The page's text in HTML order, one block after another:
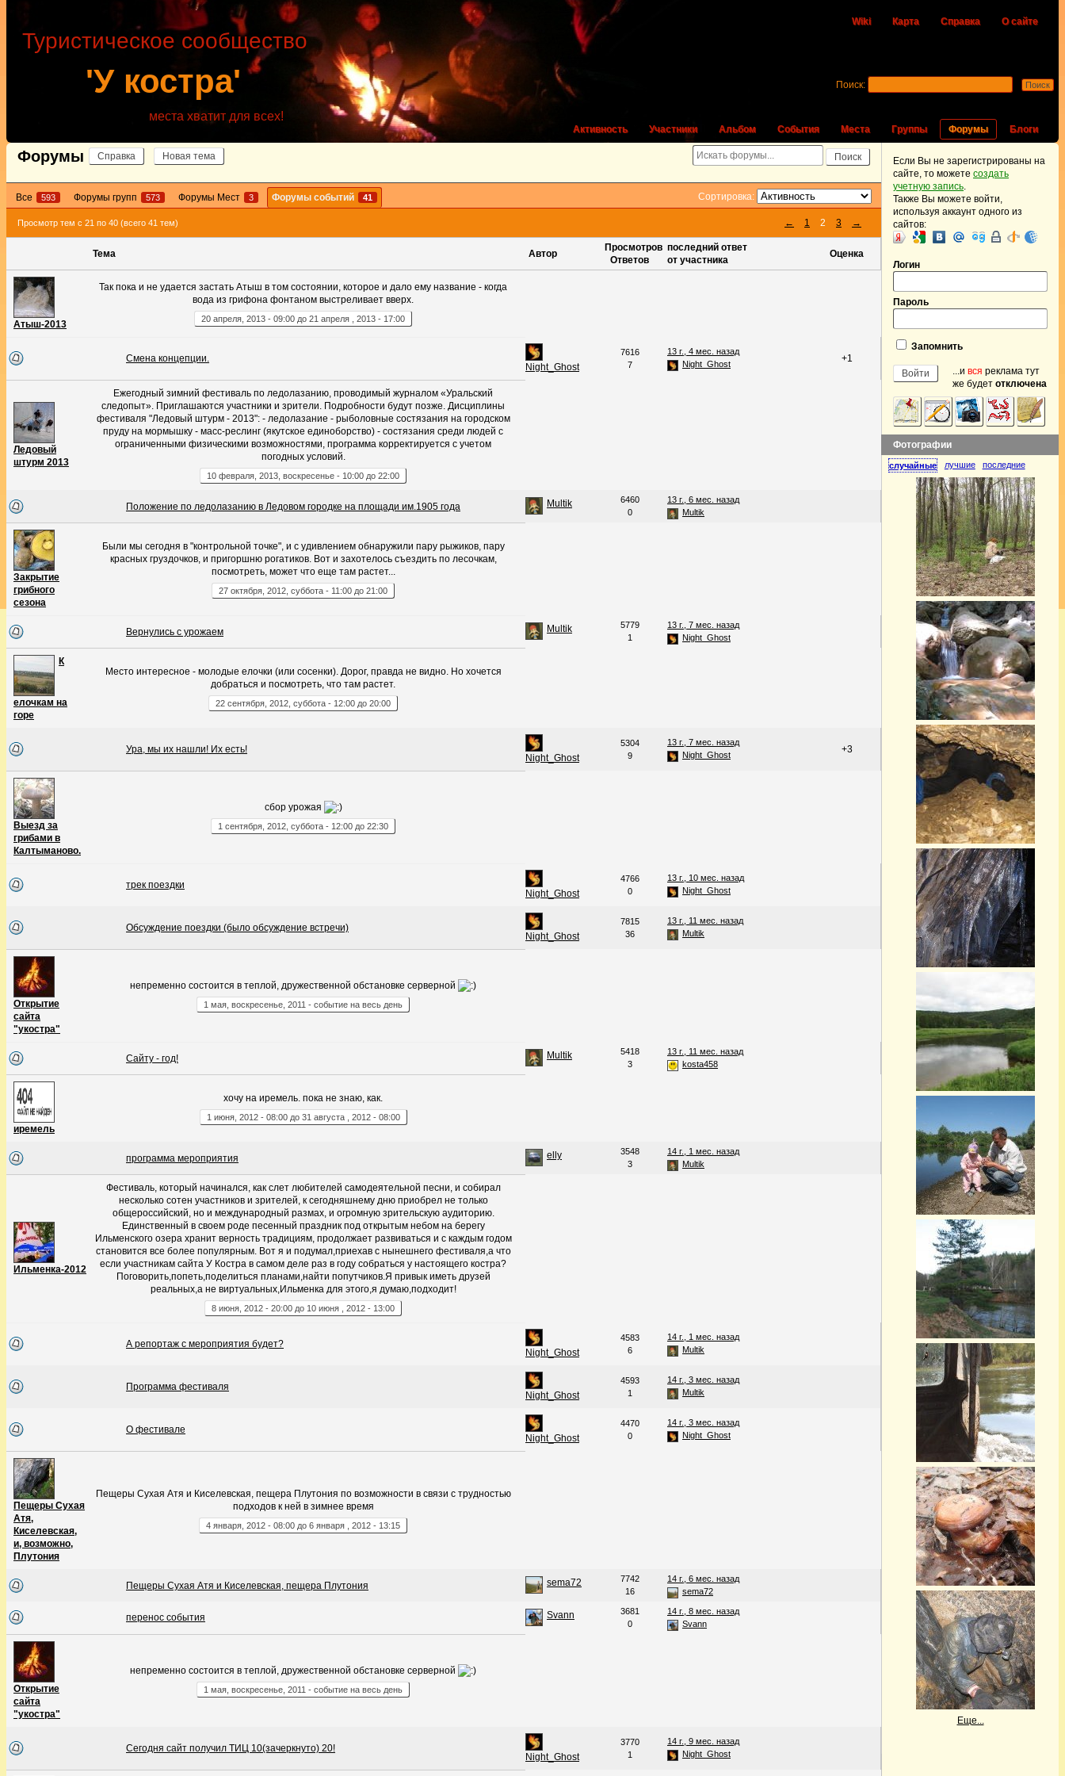
Wiki Карта Справка О сайте
'У костра'
Туристическое сообщество
места хватит для всех!
Активность Участники Альбом События Места Группы Форумы Блоги
Поиск:
Форумы Справка Новая тема
Все 593 Форумы групп 573 Форумы Мест 3 Форумы событий 41 Сортировка:
Просмотр тем с 21 по 40 (всего 41 тем) ← 1 2 3 →
Тема Автор
Просмотров
Ответов
последний ответ
от участника
Оценка
Атыш-2013
Так пока и не удается застать Атыш в том состоянии, которое и дало ему название - когда
вода из грифона фонтаном выстреливает вверх.
20 апреля 2013 - 09:00 до 21 апреля 2013 - 17:00
Смена концепции.
Night_Ghost
7616
7
13 г., 4 мес. назад
Night_Ghost
+1
Ледовый
штурм 2013
Ежегодный зимний фестиваль по ледолазанию, проводимый журналом «Уральский
следопыт». Приглашаются участники и зрители. Подробности будут позже. Дисциплины
фестиваля "Ледовый штурм - 2013": - ледолазание - рыболовные состязания на городском
пруду на мормышку - масс-реслинг (якутское единоборство) - состязания среди людей с
ограниченными физическими возможностями, программа корректируется с учетом
погодных условий.
10 февраля 2013 воскресенье - 10:00 до 22:00
Положение по ледолазанию в Ледовом городке на площади им.1905 года Multik
6460
0
13 г., 6 мес. назад
Multik
Закрытие
грибного
сезона
Были мы сегодня в "контрольной точке", и с удивлением обнаружили пару рыжиков, пару
красных груздочков, и пригоршню рогатиков. Вот и захотелось съездить по лесочкам,
посмотреть, может что еще там растет...
27 октября 2012 суббота - 11:00 до 21:00
Вернулись с урожаем Multik
5779
1
13 г., 7 мес. назад
Night_Ghost
К
елочкам на
горе
Место интересное - молодые елочки (или сосенки). Дорог, правда не видно. Но хочется
добраться и посмотреть, что там растет.
22 сентября 2012 суббота - 12:00 до 20:00
Ура, мы их нашли! Их есть!
Night_Ghost
5304
9
13 г., 7 мес. назад
Night_Ghost
+3
Выезд за
грибами в
Калтыманово.
сбор урожая
1 сентября 2012 суббота - 12:00 до 22:30
трек поездки
Night_Ghost
4766
0
13 г., 10 мес. назад
Night_Ghost
Обсуждение поездки (было обсуждение встречи)
Night_Ghost
7815
36
13 г., 11 мес. назад
Multik
Открытие
сайта
"укостра"
непременно состоится в теплой, дружественной обстановке серверной
1 мая воскресенье 2011 - событие на весь день
Сайту - год! Multik
5418
3
13 г., 11 мес. назад
kosta458
иремель
хочу на иремель. пока не знаю, как.
1 июня, 2012- 08:00до 31 августа, 2012- 08:00
программа мероприятия elly
3548
3
14 г., 1 мес. назад
Multik
Ильменка-2012
Фестиваль, который начинался, как слет любителей самодеятельной песни, и собирал
несколько сотен участников и зрителей, к сегодняшнему дню приобрел не только
общероссийский, но и международный размах, и огромную зрительскую аудиторию.
Единственный в своем роде песенный праздник под открытым небом на берегу
Ильменского озера хранит верность традициям, продолжает развиваться и с каждым годом
становится все более популярным. Вот я и подумал,приехав с нынешнего фестиваля,а что
если участникам сайта У Костра в самом деле раз в году собраться у настоящего костра?
Поговорить,попеть,поделиться планами,найти попутчиков.Я привык иметь друзей
реальных,а не виртуальных,Ильменка для этого,я думаю,подходит!
8 июня 2012 - 20:00 до 10 июня 2012 - 13:00
А репортаж с мероприятия будет?
Night_Ghost
4583
6
14 г., 1 мес. назад
Multik
Программа фестиваля
Night_Ghost
4593
1
14 г., 3 мес. назад
Multik
О фестивале
Night_Ghost
4470
0
14 г., 3 мес. назад
Night_Ghost
Пещеры Сухая
Атя,
Киселевская,
и, возможно,
Плутония
Пещеры Сухая Атя и Киселевская, пещера Плутония по возможности в связи с трудностью
подходов к ней в зимнее время
4 января 2012 - 08:00 до 6 января 2012 - 13:15
Пещеры Сухая Атя и Киселевская, пещера Плутония sema72
7742
16
14 г., 6 мес. назад
sema72
перенос события Svann
3681
0
14 г., 8 мес. назад
Svann
Открытие
сайта
"укостра"
непременно состоится в теплой, дружественной обстановке серверной
1 мая воскресенье 2011 - событие на весь день
Сегодня сайт получил ТИЦ 10(зачеркнуто) 20!
Night_Ghost
3770
1
14 г., 9 мес. назад
Night_Ghost
Если Вы не зарегистрированы на
сайте, то можете создать
учетную запись.
Также Вы можете войти,
используя аккаунт одного из
сайтов:
Логин
Пароль
Запомнить
...и вся реклама тут
же будет отключена
Фотографии
случайные лучшие последние
Еще...